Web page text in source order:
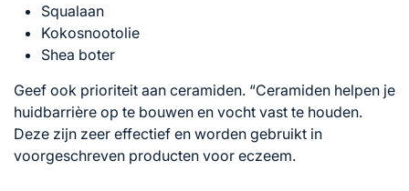
Squalaan
Kokosnootolie
Shea boter
Geef ook prioriteit aan ceramiden. “Ceramiden helpen je
huidbarrière op te bouwen en vocht vast te houden.
Deze zijn zeer effectief en worden gebruikt in
voorgeschreven producten voor eczeem.